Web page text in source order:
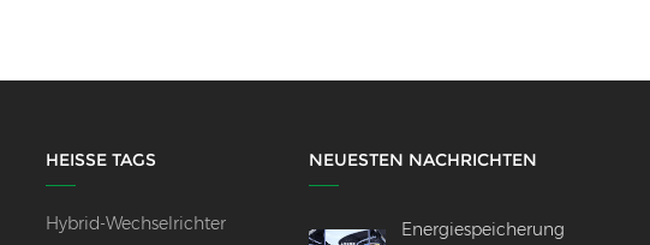
HEISSE TAGS
Hybrid-Wechselrichter
NEUESTEN NACHRICHTEN
Energiespeicherung